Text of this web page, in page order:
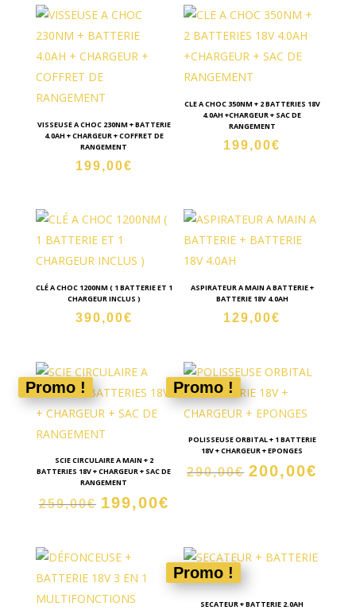
VISSEUSE A CHOC 230NM + BATTERIE
4.0AH + CHARGEUR + COFFRET DE
RANGEMENT
199,00€
CLE A CHOC 350NM + 2 BATTERIES 18V
4.0AH +CHARGEUR + SAC DE
RANGEMENT
199,00€
CLÉ A CHOC 1200NM ( 1 BATTERIE ET 1
CHARGEUR INCLUS )
390,00€
ASPIRATEUR A MAIN A BATTERIE +
BATTERIE 18V 4.0AH
129,00€
Promo !
SCIE CIRCULAIRE A MAIN + 2
BATTERIES 18V + CHARGEUR + SAC DE
RANGEMENT
259,00€ Le
était :
259,00€.
199,00€
est :
199,00€.
Promo !
POLISSEUSE ORBITAL + 1 BATTERIE
18V + CHARGEUR + EPONGES
290,00€ Le
290,00€.
200,00€
Promo !
SECATEUR + BATTERIE 2.0AH